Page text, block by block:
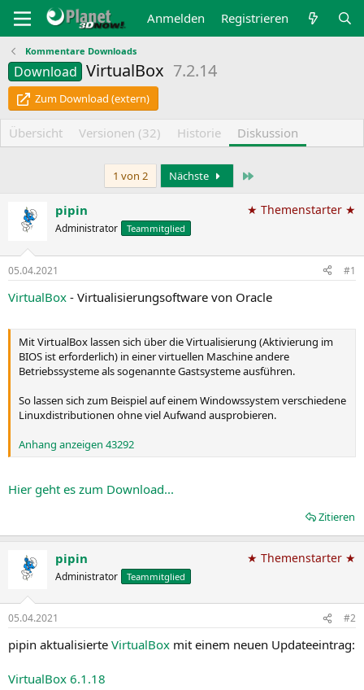
Anmelden Registrieren
Kommentare Downloads
Download VirtualBox 7.2.14
Zum Download (extern)
Übersicht Versionen (32) Historie Diskussion
1 von 2 Nächste
pipin
Administrator Teammitglied
★ Themenstarter ★
05.04.2021 #1
VirtualBox - Virtualisierungsoftware von Oracle
Mit VirtualBox lassen sich über die Virtualisierung (Aktivierung im
BIOS ist erforderlich) in einer virtuellen Maschine andere
Betriebssysteme als sogenannte Gastsysteme ausführen.
So lassen sich zum Beispiel auf einem Windowssystem verschiedene
Linuxdistributionen ohne viel Aufwand ausprobieren.
Anhang anzeigen 43292
Hier geht es zum Download...
Zitieren
pipin
Administrator Teammitglied
★ Themenstarter ★
05.04.2021 #2
pipin aktualisierte VirtualBox mit einem neuen Updateeintrag:
VirtualBox 6.1.18